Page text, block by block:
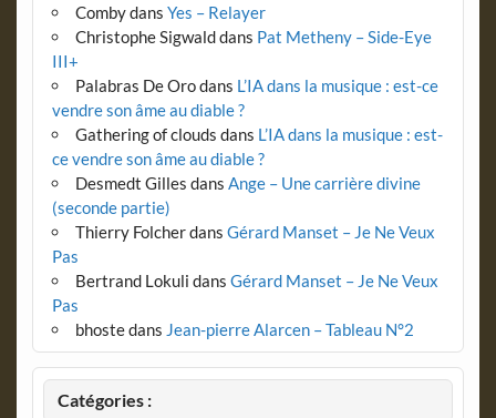
Combydans Yes – Relayer
Christophe Sigwalddans Pat Metheny – Side-Eye
III+
Palabras De Orodans L’IA dans la musique : est-ce
vendre son âme au diable ?
Gathering of clouds dans L’IA dans la musique : est-
ce vendre son âme au diable ?
Desmedt Gilles dans Ange – Une carrière divine
(seconde partie)
Thierry Folcherdans Gérard Manset – Je Ne Veux
Pas
Bertrand Lokuli dans Gérard Manset – Je Ne Veux
Pas
bhostedans Jean-pierre Alarcen – Tableau N°2
Catégories :